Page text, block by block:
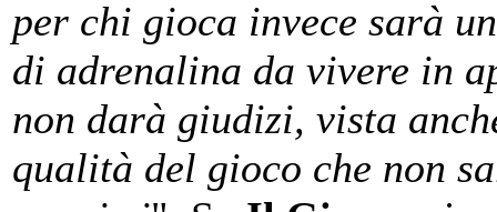
per chi gioca invece sarà
di adrenalina da vivere in
non darà giudizi, vista
qualità del gioco che non